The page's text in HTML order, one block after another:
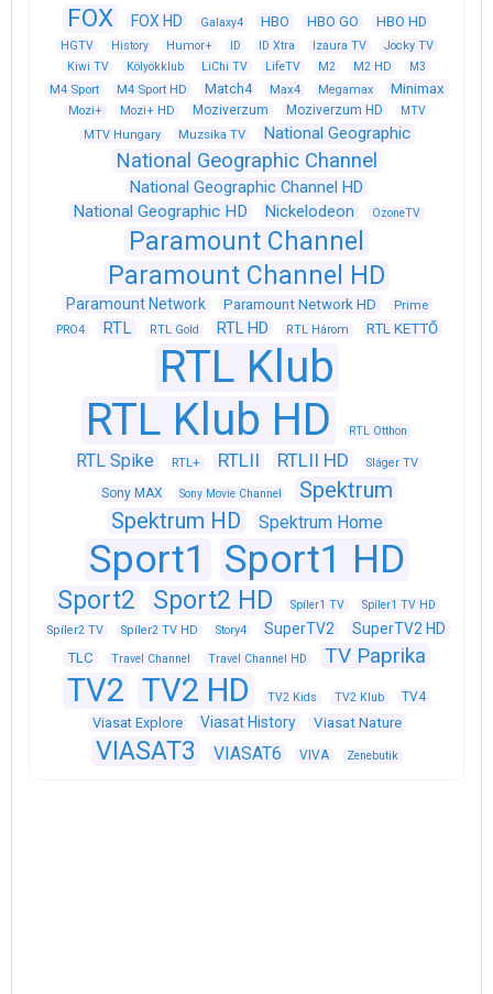
FOX FOX HD Galaxy4 HBO HBO GO HBO HD
HGTV History Humor+ ID ID Xtra Izaura TV
Jocky TV
Kiwi TV
Kölyökklub LiChi TV LifeTV M2 M2 HD M3
M4 Sport M4 Sport HD Match4 Max4 Megamax Minimax
Mozi+ Mozi+ HD Moziverzum Moziverzum HD
MTV
MTV Hungary
Muzsika TV National Geographic
National Geographic Channel
National Geographic Channel HD
National Geographic HD
Nickelodeon OzoneTV
Paramount Channel
Paramount Channel HD
Paramount Network Paramount Network HD Prime
PRO4 RTL RTL Gold RTL HD RTL Három RTL KETTŐ
RTL Klub
RTL Klub HD
RTL Otthon
RTL Spike RTL+ RTLII RTLII HD Sláger TV
Sony MAX Sony Movie Channel
Spektrum
Spektrum HD
Spektrum Home
Sport1 Sport1 HD
Sport2 Sport2 HD Spíler1 TV
Spíler1 TV HD
Spíler2 TV
Spíler2 TV HD Story4 SuperTV2 SuperTV2 HD
TLC Travel Channel Travel Channel HD TV Paprika
TV2 TV2 HD TV2 Kids TV2 Klub TV4
Viasat Explore Viasat History Viasat Nature
VIASAT3 VIASAT6 VIVA Zenebutik